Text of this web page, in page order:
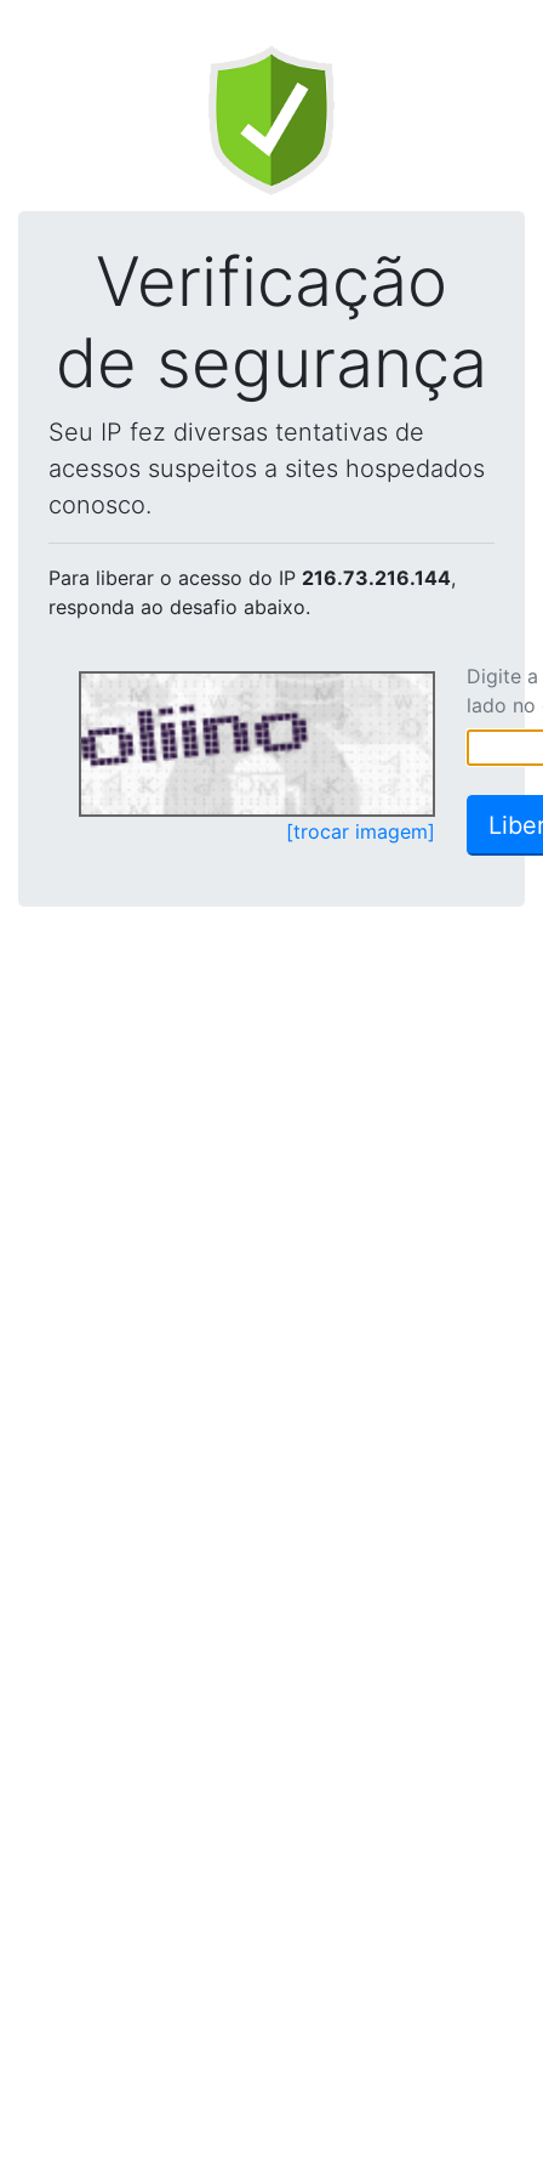
Verificação
de segurança
Seu IP fez diversas tentativas de
acessos suspeitos a sites hospedados
conosco.
Para liberar o acesso do IP 216.73.216.144,
responda ao desafio abaixo.
[trocar imagem]
Digite
lado no